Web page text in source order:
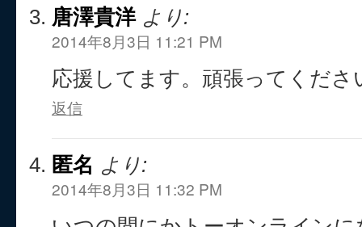
唐澤貴洋 より:
2014年8月3日 11:21 PM
応援してます。頑張ってくださ
返信
匿名 より:
2014年8月3日 11:32 PM